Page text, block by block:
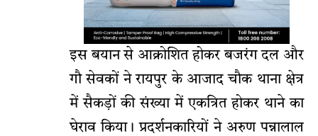
इस बयान से आक्रोशित होकर बजरंग दल और
गौ सेवकों ने रायपुर के आजाद चौक थाना क्षेत्र
में सैकड़ों की संख्या में एकत्रित होकर थाने का
घेराव किया। प्रदर्शनकारियों ने अरुण पन्नालाल